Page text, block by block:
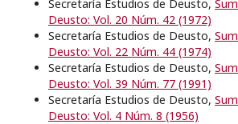
Secretaría Estudios de Deusto,
Deusto: Vol. 20 Núm. 42 (1972)
Secretaría Estudios de Deusto,
Deusto: Vol. 22 Núm. 44 (1974)
Secretaría Estudios de Deusto,
Deusto: Vol. 39 Núm. 77 (1991)
Secretaría Estudios de Deusto,
Deusto: Vol. 4 Núm. 8 (1956)